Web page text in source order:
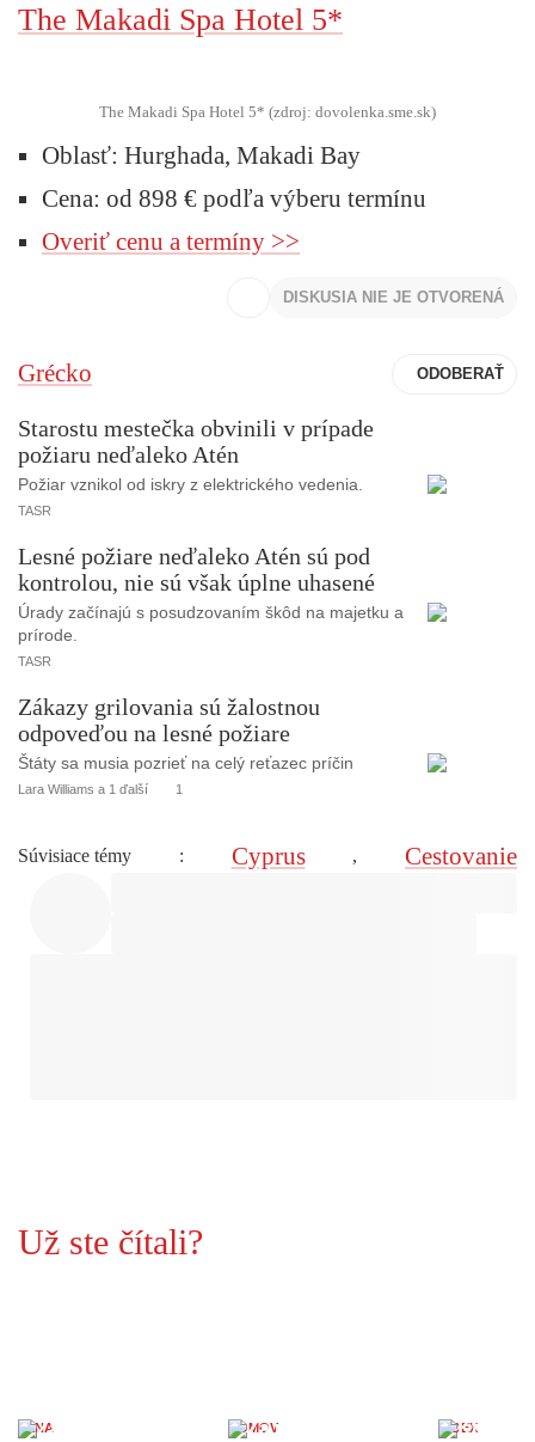
The Makadi Spa Hotel 5*
The Makadi Spa Hotel 5* (zdroj: dovolenka.sme.sk)
Oblasť: Hurghada, Makadi Bay
Cena: od 898 € podľa výberu termínu
Overiť cenu a termíny >>
DISKUSIA NIE JE OTVORENÁ
Grécko
Starostu mestečka obvinili v prípade
požiaru neďaleko Atén
Požiar vznikol od iskry z elektrického vedenia.
TASR
Lesné požiare neďaleko Atén sú pod
kontrolou, nie sú však úplne uhasené
Úrady začínajú s posudzovaním škôd na majetku a
prírode.
TASR
Zákazy grilovania sú žalostnou
odpoveďou na lesné požiare
Štáty sa musia pozrieť na celý reťazec príčin
Lara Williams a 1 ďalší 1
Súvisiace témy : Cyprus , Cestovanie
Už ste čítali?
ŽENA DOMOV INDEX